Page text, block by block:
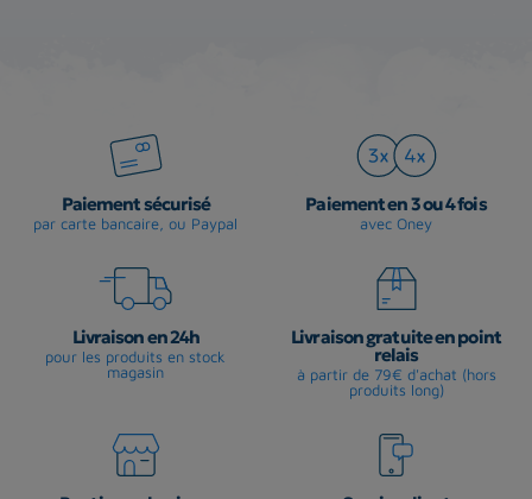
Paiement sécurisé
par carte bancaire, ou Paypal
Paiement en 3 ou 4 fois
avec Oney
Livraison en 24h
pour les produits en stock
magasin
Livraison gratuite en point
relais
à partir de 79€ d'achat (hors
produits long)